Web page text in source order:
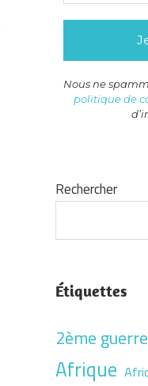
Nous ne
politique de
Rechercher
Étiquettes
2ème
Afrique